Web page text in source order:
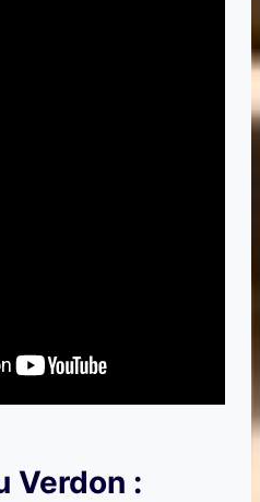
Verdon :